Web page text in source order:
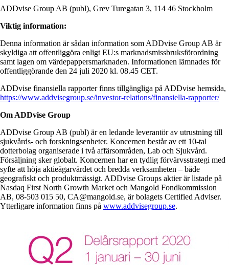
ADDvise Group AB (publ), Grev Turegatan 3, 114 46 Stockholm
Viktig information:
Denna information är sådan information som ADDvise Group AB är
skyldiga att offentliggöra enligt EU:s marknadsmissbruksförordning
samt lagen om värdepappersmarknaden. Informationen lämnades för
offentliggörande den 24 juli 2020 kl. 08.45 CET.
ADDvise finansiella rapporter finns tillgängliga på ADDvise hemsida,
https://www.addvisegroup.se/investor-relations/finansiella-rapporter/
Om ADDvise Group
ADDvise Group AB (publ) är en ledande leverantör av utrustning till
sjukvårds- och forskningsenheter. Koncernen består av ett 10-tal
dotterbolag organiserade i två affärsområden, Lab och Sjukvård.
Försäljning sker globalt. Koncernen har en tydlig förvärvsstrategi med
syfte att höja aktieägarvärdet och bredda verksamheten – både
geografiskt och produktmässigt. ADDvise Groups aktier är listade på
Nasdaq First North Growth Market och Mangold Fondkommission
AB, 08-503 015 50, CA@mangold.se, är bolagets Certified Adviser.
Ytterligare information finns på www.addvisegroup.se.